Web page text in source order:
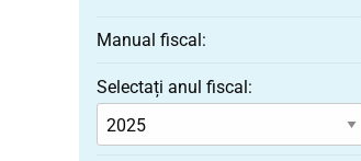
Manual fiscal:
Selectați anul fiscal: